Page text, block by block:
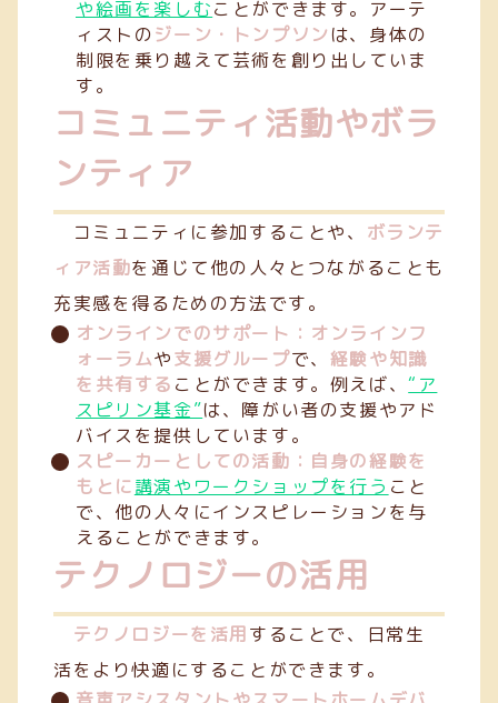
や絵画を楽しむことができます。アーテ
ィストのジーン・トンプソンは、身体の
制限を乗り越えて芸術を創り出していま
す。
コミュニティ活動やボラ
ンティア
コミュニティに参加することや、 ボランテ
ィア活動を通じて他の人々とつながることも
充実感を得るための方法です。
オンラインでのサポート：オンラインフ
ォーラムや支援グループで、 経験や知識
を共有する ことができます。例えば、“ア
スピリン基金”は、障がい者の支援やアド
バイスを提供しています。
スピーカーとしての活動：自身の経験を
もとに講演やワークショップを行う こと
で、他の人々にインスピレーションを与
えることができます。
テクノロジーの活用
テクノロジーを活用することで、日常生
活をより快適にすることができます。